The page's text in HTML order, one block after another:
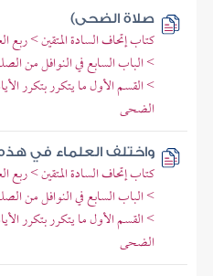
صلاة الضحى)
كتاب إتحاف السادة المتقين > ربع
> الباب السابع في النوافل من
> القسم الأول ما يتكرر بتكرر
الضحى
واختلف العلماء في
كتاب إتحاف السادة المتقين > ربع
> الباب السابع في النوافل من
> القسم الأول ما يتكرر بتكرر
الضحى